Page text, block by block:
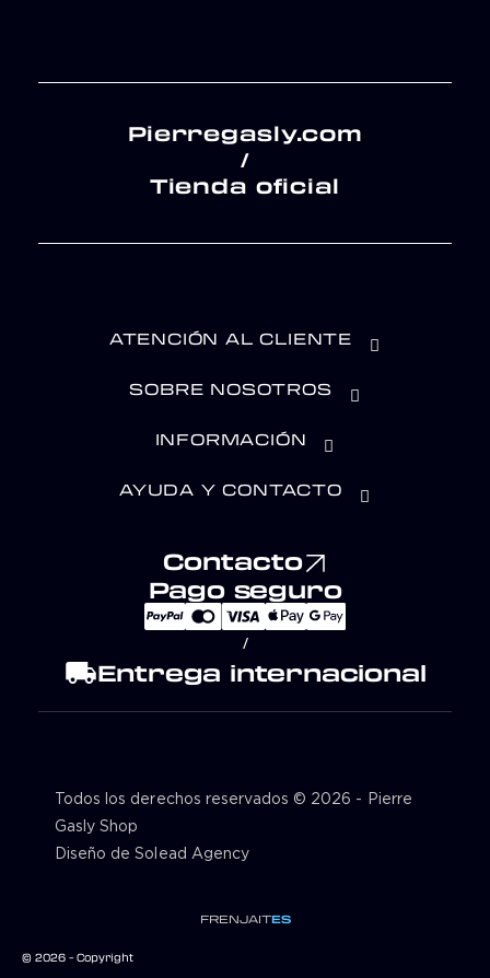
Pierregasly.com
/
Tienda oficial
ATENCIÓN AL CLIENTE
SOBRE NOSOTROS
INFORMACIÓN
AYUDA Y CONTACTO
Contacto
Pago seguro
/
local_shippingEntrega internacional
Todos los derechos reservados © 2026 - Pierre
Gasly Shop
Diseño de Solead Agency
FRENJAITES
© 2026 - Copyright